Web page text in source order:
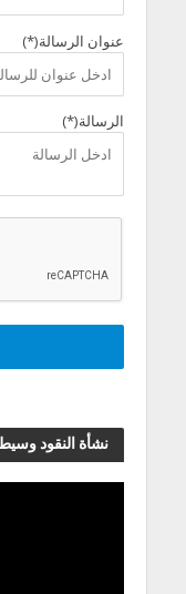
عنوان الرسالة(*)
الرسالة(*)
نشأة النقود